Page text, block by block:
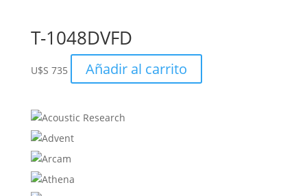
T-1048DVFD
U$S 735 Añadir al carrito